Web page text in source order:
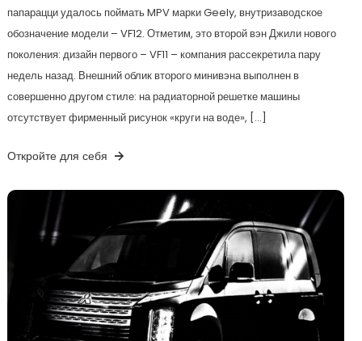
папарацци удалось поймать MPV марки Geely, внутризаводское
обозначение модели – VF12. Отметим, это второй вэн Джили нового
поколения: дизайн первого – VF11 – компания рассекретила пару
недель назад. Внешний облик второго минивэна выполнен в
совершенно другом стиле: на радиаторной решетке машины
отсутствует фирменный рисунок «круги на воде», […]
Откройте для себя